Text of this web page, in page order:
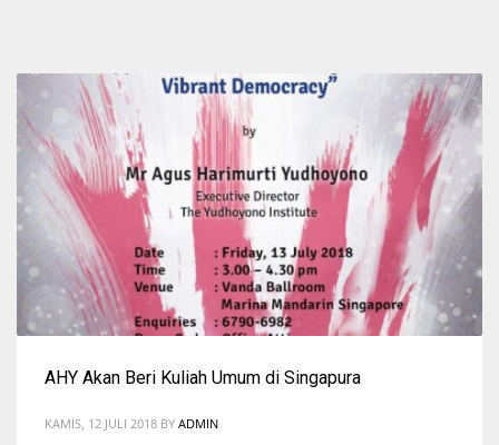
AHY Akan Beri Kuliah Umum di Singapura
KAMIS, 12 JULI 2018 BY ADMIN